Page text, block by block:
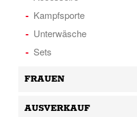
Kampfsporte
Unterwäsche
Sets
FRAUEN
AUSVERKAUF